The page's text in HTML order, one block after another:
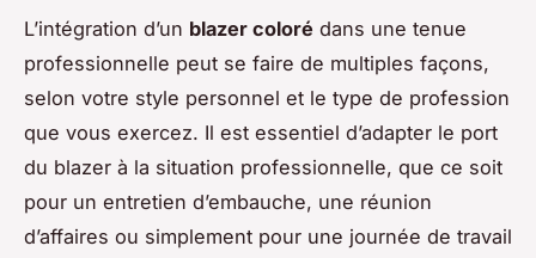
L’intégration d’un blazer coloré dans une tenue
professionnelle peut se faire de multiples façons,
selon votre style personnel et le type de profession
que vous exercez. Il est essentiel d’adapter le port
du blazer à la situation professionnelle, que ce soit
pour un entretien d’embauche, une réunion
d’affaires ou simplement pour une journée de travail